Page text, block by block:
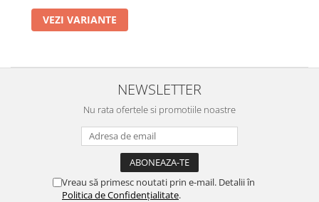
VEZI VARIANTE
NEWSLETTER
Nu rata ofertele si promotiile noastre
Vreau să primesc noutati prin e-mail. Detalii în
Politica de Confidențialitate.